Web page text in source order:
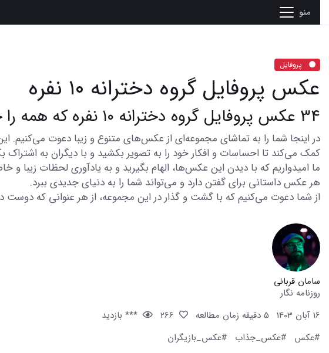
منو
پروفایل
عکس پروفایل گروه دخترانه ۱۰ نفره
34 عکس پروفایل گروه دخترانه ۱۰ نفره که همه را جذب میکند
کمک می‌کند تا احساسات و افکار خود را به تصویر بکشید و با دیگران به اشتراک
ما امیدواریم که با دیدن این عکس‌ها، الهام بگیرید و به یادآوری لحظات زیبا و
هر عکس داستانی برای گفتن دارد و می‌تواند شما را به دنیای جدیدی ببرد.
از شما دعوت می‌کنیم که با گشت و گذار در این مجموعه، از هر عنوانی که دوست
سامان قربانی
روزنامه نگار
16 آبان 1403
5 دقیقه زمان مطالعه
*** بازدید
#عکس
#عکس_جذاب #عکس_بازیگران